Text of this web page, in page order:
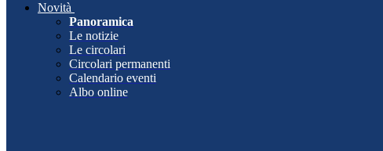
Novità
Panoramica
Le notizie
Le circolari
Circolari permanenti
Calendario eventi
Albo online